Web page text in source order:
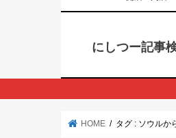
にしつー記事
HOME タグ : ソウルか